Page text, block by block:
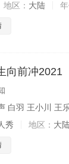
地区： 大陆 年
向前冲2021
白羽 王小川 王
秀 地区： 大